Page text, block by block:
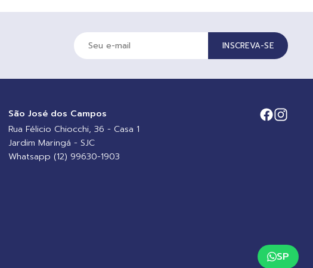
INSCREVA-SE
São José dos Campos
Rua Félicio Chiocchi, 36 - Casa 1
Jardim Maringá - SJC
Whatsapp (12) 99630-1903
SP